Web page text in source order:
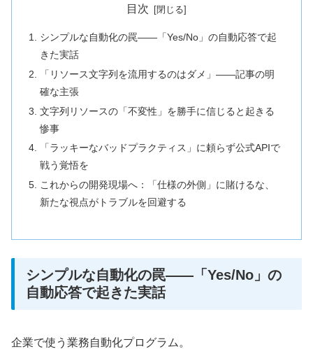
目次
シンプルな自動化の罠――「Yes/No」の自動応答で起
きた実話
「リソース文字列を流用するのはダメ」――記事の明
確な主張
文字列リソースの「不変性」を勝手に信じると起きる
惨事
「ラッキーなバッドプラクティス」に頼らず公式APIで
戦う覚悟を
これからの開発現場へ：「仕様の外側」に賭けるな、
新たな視点がトラブルを回避する
シンプルな自動化の罠――「Yes/No」の
自動応答で起きた実話
企業で使う業務自動化プログラム。